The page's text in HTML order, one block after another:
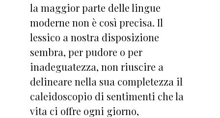
la maggior parte delle lingue
moderne non è così precisa. Il
lessico a nostra disposizione
sembra, per pudore o per
inadeguatezza, non riuscire a
delineare nella sua completezza il
caleidoscopio di sentimenti che la
vita ci offre ogni giorno,